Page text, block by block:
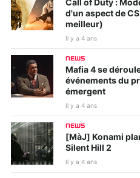
Call of Duty :
d'un aspect de
meilleur)
Il y a 4 ans
NEWS
Mafia 4 se
événements du
émergent
Il y a 4 ans
NEWS
[MàJ] Konami
Silent Hill 2
Il y a 4 ans